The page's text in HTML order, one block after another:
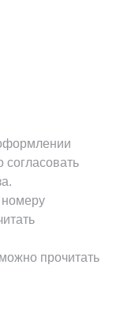
согласовать
номеру
прочитать